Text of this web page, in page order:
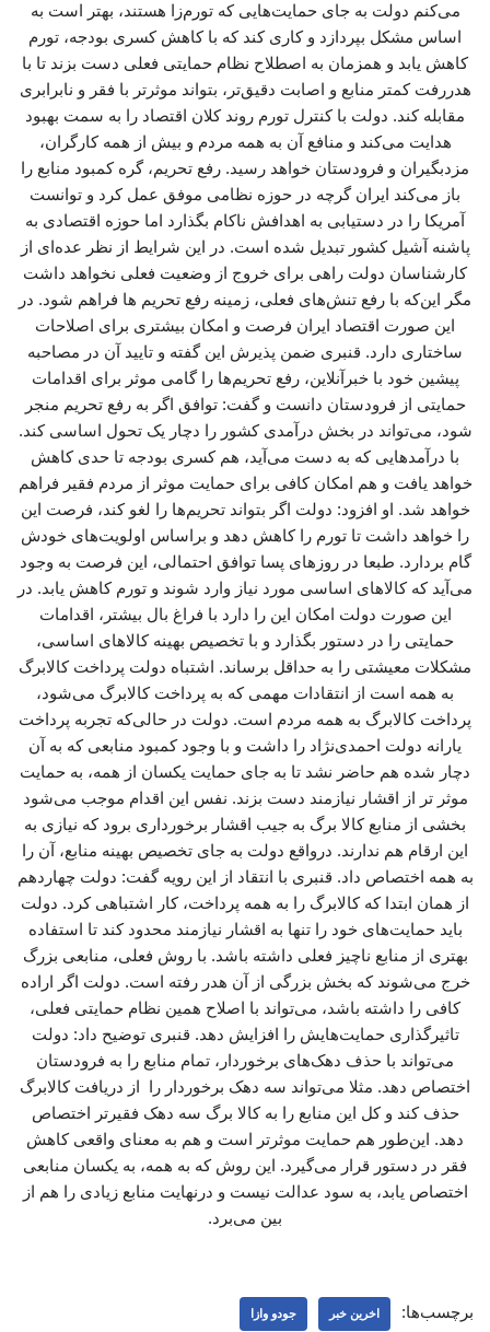
می‌کنم دولت به جای حمایت‌هایی که تورم‌زا هستند، بهتر است به
اساس مشکل بپردازد و کاری کند که با کاهش کسری بودجه، تورم
کاهش یابد و همزمان به اصطلاح نظام حمایتی فعلی دست بزند تا با
هدررفت کمتر منابع و اصابت دقیق‌تر، بتواند موثرتر با فقر و نابرابری
مقابله کند. دولت با کنترل تورم روند کلان اقتصاد را به سمت بهبود
هدایت می‌کند و منافع آن به همه مردم و بیش از همه کارگران،
مزدبگیران و فرودستان خواهد رسید. رفع تحریم، گره کمبود منابع را
باز می‌کند ایران گرچه در حوزه نظامی موفق عمل کرد و توانست
آمریکا را در دستیابی به اهدافش ناکام بگذارد اما حوزه اقتصادی به
پاشنه آشیل کشور تبدیل شده است. در این شرایط از نظر عده‌ای از
کارشناسان دولت راهی برای خروج از وضعیت فعلی نخواهد داشت
مگر این‌که با رفع تنش‌های فعلی، زمینه رفع تحریم ها فراهم شود. در
این صورت اقتصاد ایران فرصت و امکان بیشتری برای اصلاحات
ساختاری دارد. قنبری ضمن پذیرش این گفته و تایید آن در مصاحبه
پیشین خود با خبرآنلاین، رفع تحریم‌ها را گامی موثر برای اقدامات
حمایتی از فرودستان دانست و گفت: توافق اگر به رفع تحریم منجر
شود، می‌تواند در بخش درآمدی کشور را دچار یک تحول اساسی کند.
با درآمدهایی که به دست می‌آید، هم کسری بودجه تا حدی کاهش
خواهد یافت و هم امکان کافی برای حمایت موثر از مردم فقیر فراهم
خواهد شد. او افزود: دولت اگر بتواند تحریم‌ها را لغو کند، فرصت این
را خواهد داشت تا تورم را کاهش دهد و براساس اولویت‌های خودش
گام بردارد. طبعا در روزهای پسا توافق احتمالی، این فرصت به وجود
می‌آید که کالاهای اساسی مورد نیاز وارد شوند و تورم کاهش یابد. در
این صورت دولت امکان این را دارد با فراغ بال بیشتر، اقدامات
حمایتی را در دستور بگذارد و با تخصیص بهینه کالاهای اساسی،
مشکلات معیشتی را به حداقل برساند. اشتباه دولت پرداخت کالابرگ
به همه است از انتقادات مهمی که به پرداخت کالابرگ می‌شود،
پرداخت کالابرگ به همه مردم است. دولت در حالی‌که تجربه پرداخت
یارانه دولت احمدی‌نژاد را داشت و با وجود کمبود منابعی که به آن
دچار شده هم حاضر نشد تا به جای حمایت یکسان از همه، به حمایت
موثر تر از اقشار نیازمند دست بزند. نفس این اقدام موجب می‌شود
بخشی از منابع کالا برگ به جیب اقشار برخورداری برود که نیازی به
این ارقام هم ندارند. درواقع دولت به جای تخصیص بهینه منابع، آن را
به همه اختصاص داد. قنبری با انتقاد از این رویه گفت: دولت چهاردهم
از همان ابتدا که کالابرگ را به همه پرداخت، کار اشتباهی کرد. دولت
باید حمایت‌های خود را تنها به اقشار نیازمند محدود کند تا استفاده
بهتری از منابع ناچیز فعلی داشته باشد. با روش فعلی، منابعی بزرگ
خرج می‌شوند که بخش بزرگی از آن هدر رفته است. دولت اگر اراده
کافی را داشته باشد، می‌تواند با اصلاح همین نظام حمایتی فعلی،
تاثیرگذاری حمایت‌هایش را افزایش دهد. قنبری توضیح داد: دولت
می‌تواند با حذف دهک‌های برخوردار، تمام منابع را به فرودستان
اختصاص دهد. مثلا می‌تواند سه دهک برخوردار را از دریافت کالابرگ
حذف کند و کل این منابع را به کالا برگ سه دهک فقیرتر اختصاص
دهد. این‌طور هم حمایت موثرتر است و هم به معنای واقعی کاهش
فقر در دستور قرار می‌گیرد. این روش که به همه، به یکسان منابعی
اختصاص یابد، به سود عدالت نیست و درنهایت منابع زیادی را هم از
بین می‌برد.
برچسب‌ها: اخرین خبر جودو وازا